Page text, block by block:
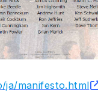
ja/manifesto.html